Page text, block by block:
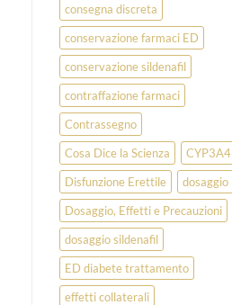
consegna discreta
conservazione farmaci ED
conservazione sildenafil
contraffazione farmaci
Contrassegno
Cosa Dice la Scienza
CYP3A4
Disfunzione Erettile
dosaggio
Dosaggio, Effetti e Precauzioni
dosaggio sildenafil
ED diabete trattamento
effetti collaterali